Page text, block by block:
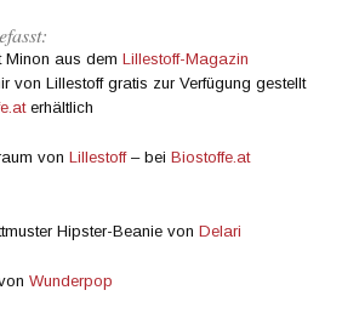
Minon aus demLillestoff-Magazin
von Lillestoff gratis zur Verfügung gestellt
erhältlich
vonLillestoff– beiBiostoffe.at
Hipster-Beanie vonDelari
Wunderpop